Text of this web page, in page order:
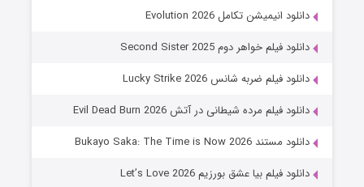
جادوگری در مغولستان
دانلود انیمیشن تکامل Evolution 2026
دانلود فیلم خواهر دوم Second Sister 2025
دانلود فیلم ضربه شانس Lucky Strike 2026
دانلود فیلم مرده شیطانی در آتش Evil Dead Burn 2026
دانلود مستند Bukayo Saka: The Time is Now 2026
دانلود فیلم بیا عشق بورزیم Let’s Love 2026